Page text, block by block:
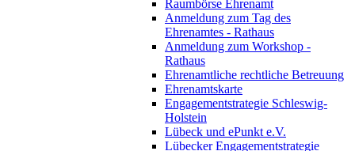
Raumbörse Ehrenamt
Anmeldung zum Tag des
Ehrenamtes - Rathaus
Anmeldung zum Workshop -
Rathaus
Ehrenamtliche rechtliche Betreuung
Ehrenamtskarte
Engagementstrategie Schleswig-
Holstein
Lübeck und ePunkt e.V.
Lübecker Engagementstrategie